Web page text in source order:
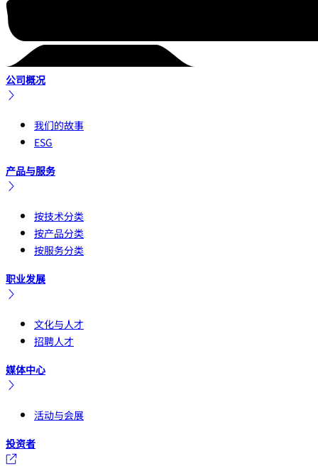
公司概况
我们的故事
ESG
产品与服务
按技术分类
按产品分类
按服务分类
职业发展
文化与人才
招聘人才
媒体中心
活动与会展
投资者